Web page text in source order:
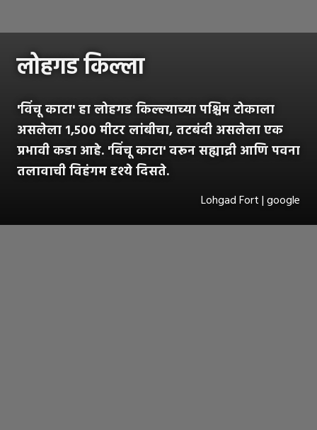
लोहगड किल्ला
'विंचू काटा' हा लोहगड किल्ल्याच्या पश्चिम टोकाला
असलेला १,५०० मीटर लांबीचा, तटबंदी असलेला एक
प्रभावी कडा आहे. 'विंचू काटा' वरून सह्याद्री आणि पवना
तलावाची विहंगम दृश्ये दिसते.
Lohgad Fort | google